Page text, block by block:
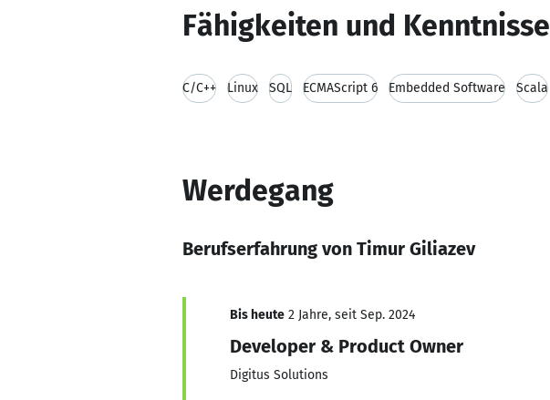
Fähigkeiten und Kenntnisse
C/C++ Linux SQL ECMAScript 6 Embedded Software Scala
Werdegang
Berufserfahrung von Timur Giliazev
Bis heute 2 Jahre, seit Sep. 2024
Developer & Product Owner
Digitus Solutions